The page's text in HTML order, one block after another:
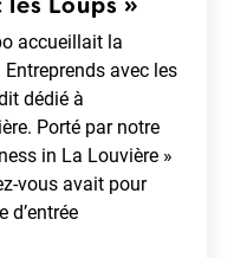
Loups »
accueillait la
avec les
dédié à
Porté par notre
in La Louvière »
vous avait pour
d’entrée